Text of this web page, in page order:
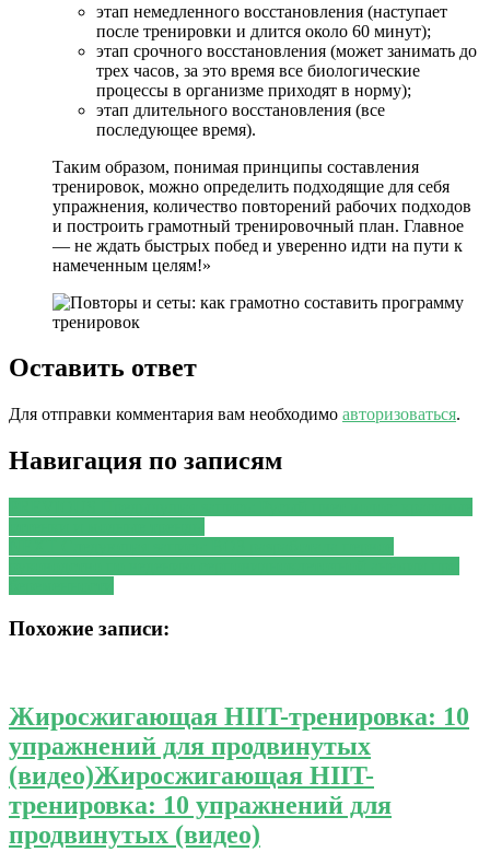
этап немедленного восстановления (наступает
после тренировки и длится около 60 минут);
этап срочного восстановления (может занимать до
трех часов, за это время все биологические
процессы в организме приходят в норму);
этап длительного восстановления (все
последующее время).
Таким образом, понимая принципы составления
тренировок, можно определить подходящие для себя
упражнения, количество повторений рабочих подходов
и построить грамотный тренировочный план. Главное
— не ждать быстрых побед и уверенно идти на пути к
намеченным целям!»
Оставить ответ
Для отправки комментария вам необходимо авторизоваться.
Навигация по записям
Похожие записи:
Жиросжигающая HIIT-тренировка: 10
упражнений для продвинутых
(видео)Жиросжигающая HIIT-
тренировка: 10 упражнений для
продвинутых (видео)